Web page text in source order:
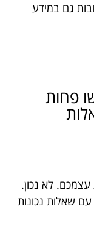
גם במידע
פחות
לא נכון.
שאלות נכונות